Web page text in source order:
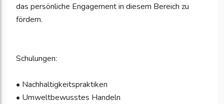
das persönliche Engagement in diesem Bereich zu
fördern.
Schulungen:
• Nachhaltigkeitspraktiken
• Umweltbewusstes Handeln